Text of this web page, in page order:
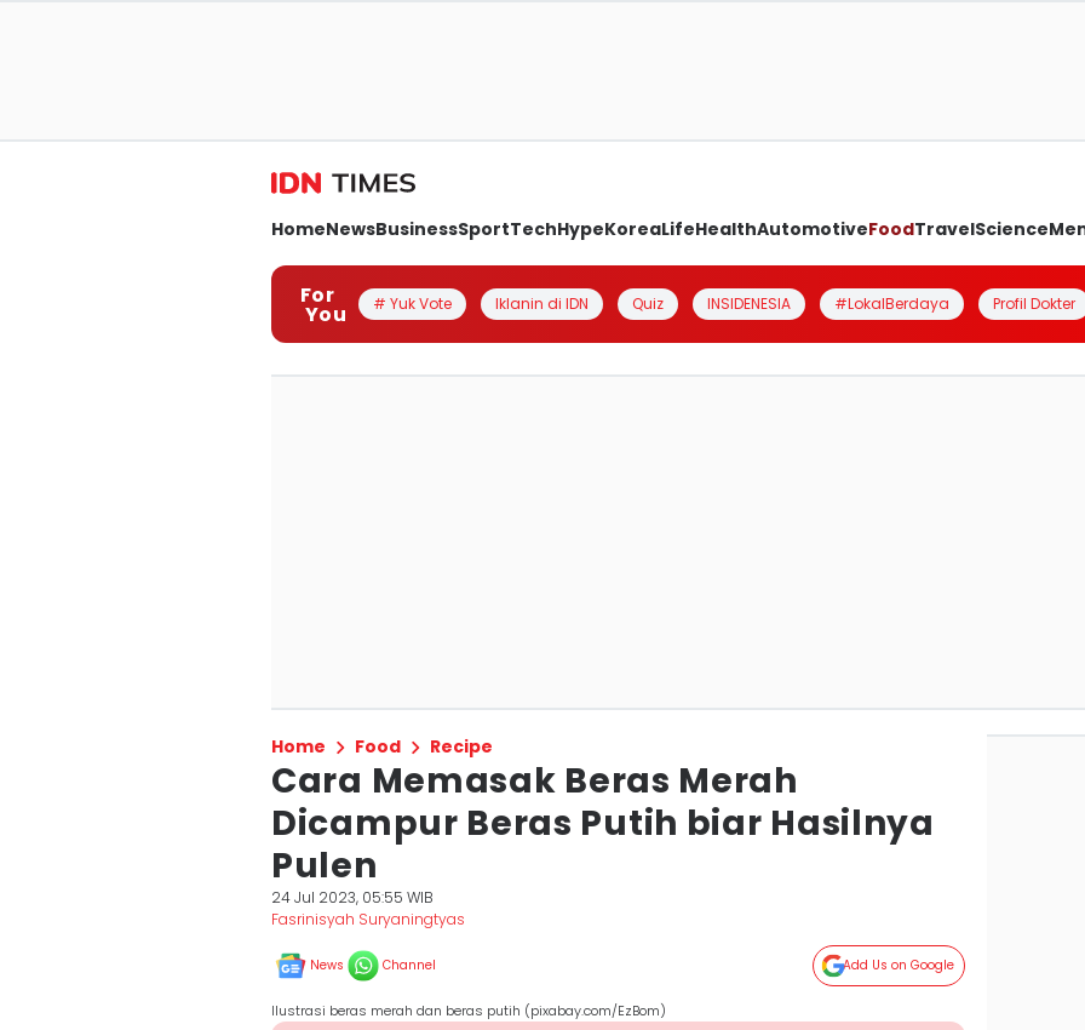
HomeNewsBusinessSportTechHypeKoreaLifeHealthAutomotiveFoodTravelScience
For
You # Yuk Vote Iklanin di IDN Quiz INSIDENESIA #LokalBerdaya Profil Dokter
Home Food Recipe
Cara Memasak Beras Merah
Dicampur Beras Putih biar Hasilnya
Pulen
24 Jul 2023, 05:55 WIB
Fasrinisyah Suryaningtyas
News Channel Add Us on Google
Ilustrasi beras merah dan beras putih (pixabay.com/EzBom)